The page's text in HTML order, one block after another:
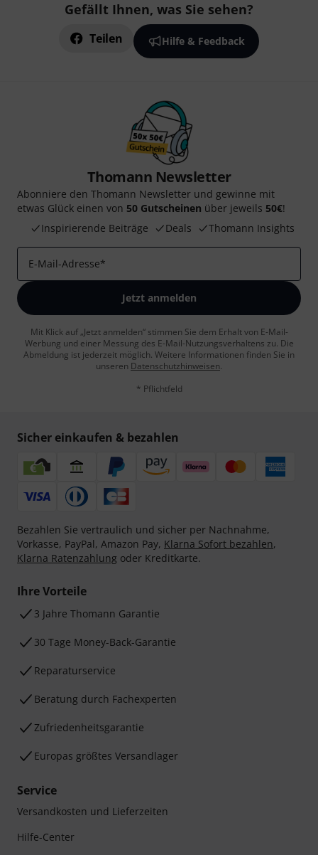
Gefällt Ihnen, was Sie sehen?
Teilen Hilfe & Feedback
Thomann Newsletter
Abonniere den Thomann Newsletter und gewinne mit
etwas Glück einen von 50 Gutscheinen über jeweils 50€!
Inspirierende Beiträge
Deals Thomann Insights
E-Mail-Adresse*
Jetzt anmelden
Mit Klick auf „Jetzt anmelden“ stimmen Sie dem Erhalt von E-Mail-
Werbung und einer Messung des E-Mail-Nutzungsverhaltens zu. Die
Abmeldung ist jederzeit möglich. Weitere Informationen finden Sie in
unseren Datenschutzhinweisen.
* Pflichtfeld
Sicher einkaufen & bezahlen
Bezahlen Sie vertraulich und sicher per Nachnahme,
Vorkasse, PayPal, Amazon Pay, Klarna Sofort bezahlen,
Klarna Ratenzahlung oder Kreditkarte.
Ihre Vorteile
3 Jahre Thomann Garantie
30 Tage Money-Back-Garantie
Reparaturservice
Beratung durch Fachexperten
Zufriedenheitsgarantie
Europas größtes Versandlager
Service
Versandkosten und Lieferzeiten
Hilfe-Center